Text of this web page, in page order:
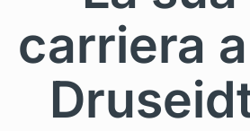
carriera